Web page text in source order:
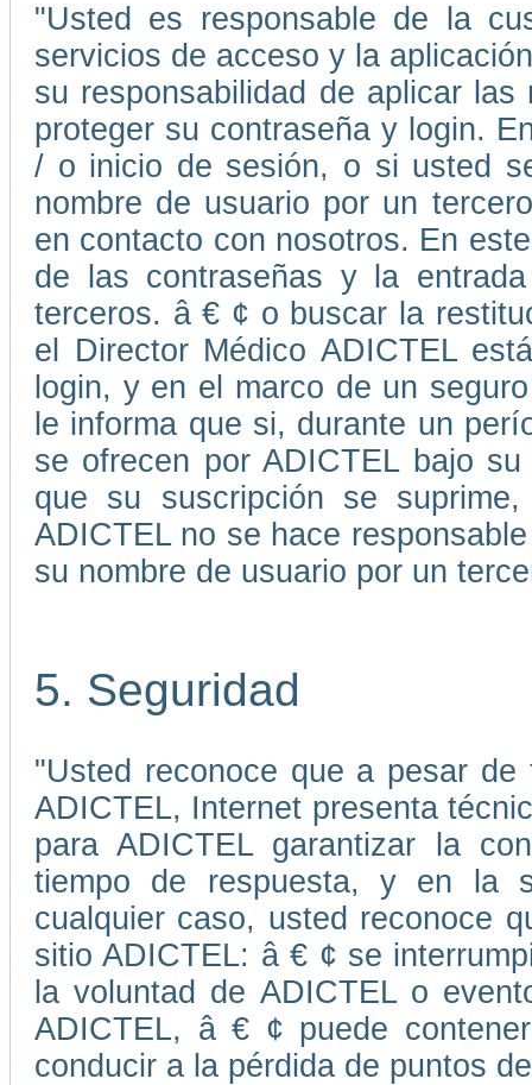
"Usted es responsable de la
servicios de acceso y la
su responsabilidad de aplicar
proteger su contraseña y login.
/ o inicio de sesión, o si usted
nombre de usuario por un
en contacto con nosotros. En
de las contraseñas y la
terceros. â € ¢ o buscar la
el Director Médico ADICTEL
login, y en el marco de un
le informa que si, durante un
se ofrecen por ADICTEL bajo
que su suscripción se
ADICTEL no se hace
su nombre de usuario por un
5. Seguridad
"Usted reconoce que a pesar
ADICTEL, Internet presenta
para ADICTEL garantizar la
tiempo de respuesta, y en la
cualquier caso, usted reconoce
sitio ADICTEL: â € ¢ se
la voluntad de ADICTEL o
ADICTEL, â € ¢ puede
conducir a la pérdida de puntos